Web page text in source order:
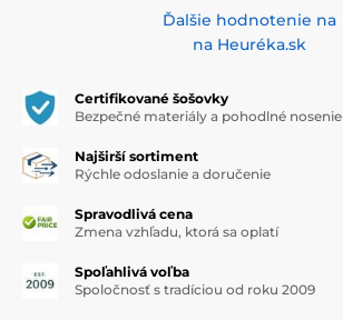
Ďalšie hodnotenie na
na Heuréka.sk
Certifikované šošovky
Bezpečné materiály a pohodlné nosenie
Najširší sortiment
Rýchle odoslanie a doručenie
Spravodlivá cena
Zmena vzhľadu, ktorá sa oplatí
Spoľahlivá voľba
Spoločnosť s tradíciou od roku 2009